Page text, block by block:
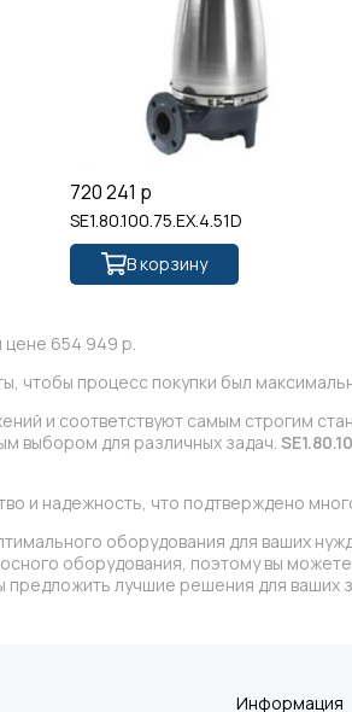
720 241 р
SE1.80.100.75.EX.4.51D
В корзину
цене 654 949 р.
чтобы процесс покупки был
и соответствуют самым строгим
выбором для различных задач.
и надежность, что подтверждено
оборудования для ваших
оборудования, поэтому вы
предложить лучшие решения для ваших
Информация